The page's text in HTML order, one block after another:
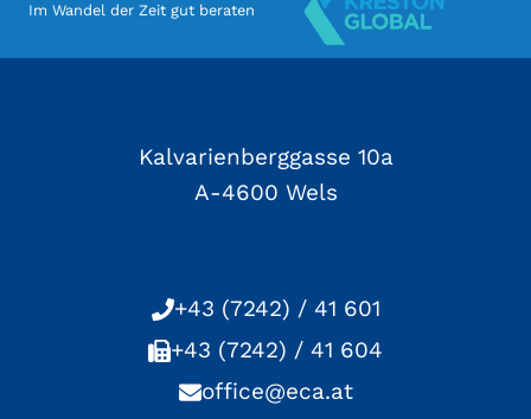
Im Wandel der Zeit gut beraten
Kalvarienberggasse 10a
A-4600 Wels
+43 (7242) / 41 601
+43 (7242) / 41 604
office@eca.at